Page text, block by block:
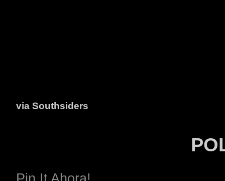
via Southsiders